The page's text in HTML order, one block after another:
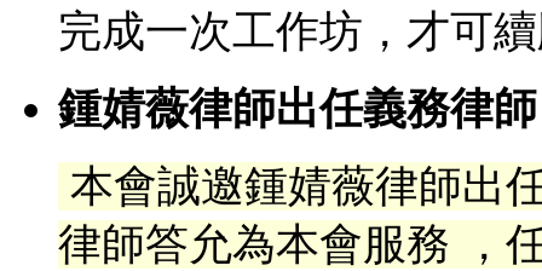
完成一次工作坊，才可
鍾婧薇律師出任義務律師
本會誠邀鍾婧薇律師出
律師答允為本會服務 ，